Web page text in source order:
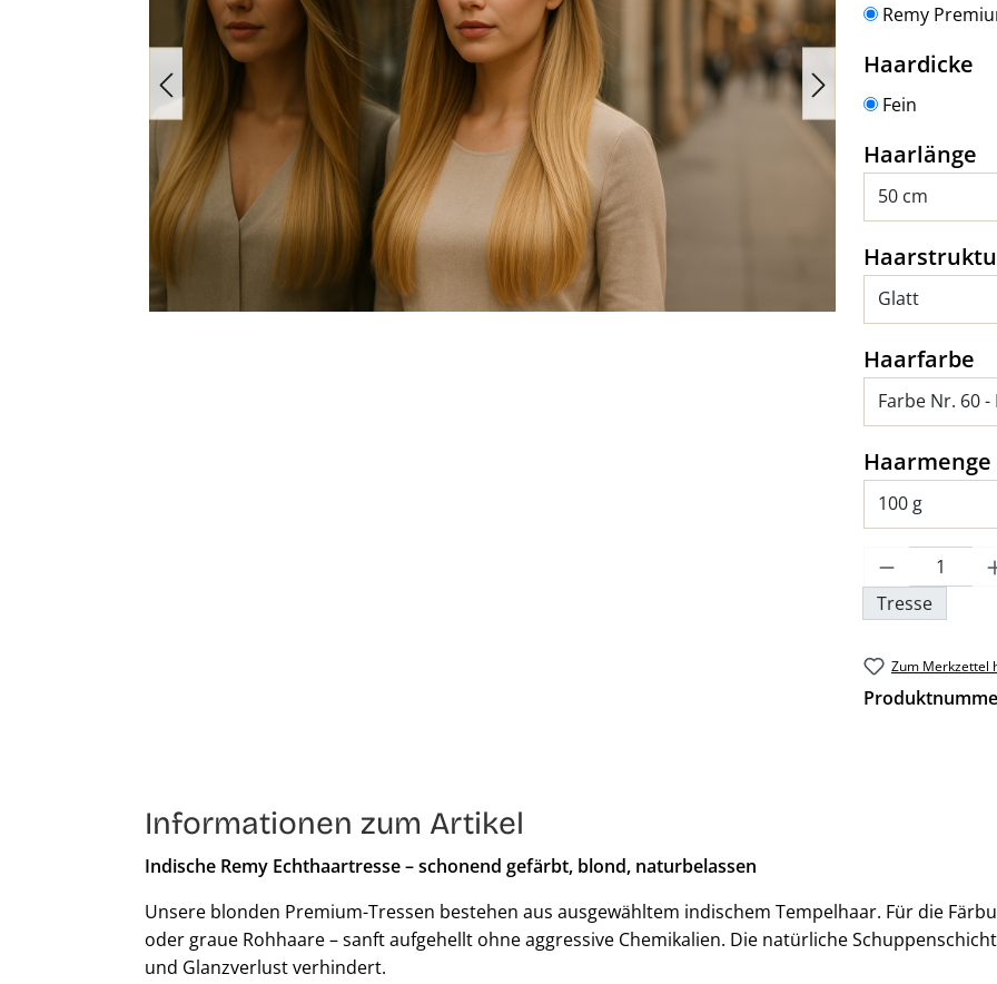
Remy
Haardicke
Fein
Haarlänge
Haarfarbe
Haarmenge
Produkt
Tresse
Zum Merkzettel
Informationen zum Artikel
Indische Remy Echthaartresse – schonend gefärbt, blond, naturbelassen
Unsere blonden Premium-Tressen bestehen aus ausgewähltem indischem Tempelhaar. Für die
oder graue Rohhaare – sanft aufgehellt ohne aggressive Chemikalien. Die natürliche
und Glanzverlust verhindert.